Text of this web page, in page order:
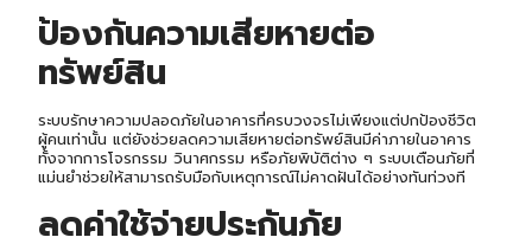
ป้องกันความเสียหายต่อ
ทรัพย์สิน
ระบบรักษาความปลอดภัยในอาคารที่ครบวงจรไม่เพียงแต่ปกป้องชีวิต
ผู้คนเท่านั้น แต่ยังช่วยลดความเสียหายต่อทรัพย์สินมีค่าภายในอาคาร
ทั้งจากการโจรกรรม วินาศกรรม หรือภัยพิบัติต่าง ๆ ระบบเตือนภัยที่
แม่นยำช่วยให้สามารถรับมือกับเหตุการณ์ไม่คาดฝันได้อย่างทันท่วงที
ลดค่าใช้จ่ายประกันภัย